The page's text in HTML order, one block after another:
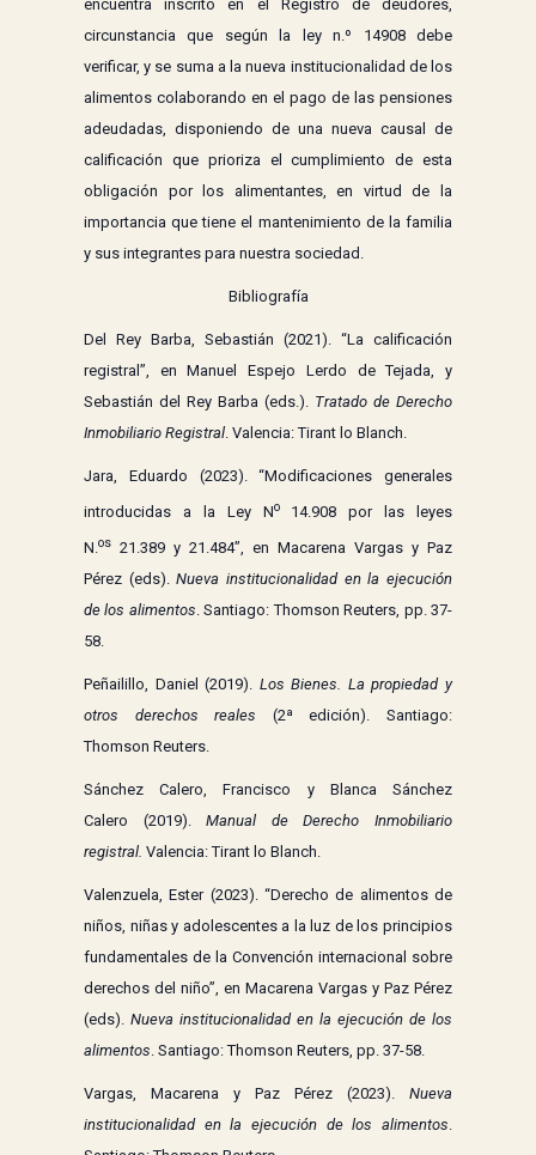
encuentra inscrito en el Registro de deudores,
circunstancia que según la ley n.º 14908 debe
verificar, y se suma a la nueva institucionalidad de los
alimentos colaborando en el pago de las pensiones
adeudadas, disponiendo de una nueva causal de
calificación que prioriza el cumplimiento de esta
obligación por los alimentantes, en virtud de la
importancia que tiene el mantenimiento de la familia
y sus integrantes para nuestra sociedad.
Bibliografía
Del Rey Barba, Sebastián (2021). “La calificación
registral”, en Manuel Espejo Lerdo de Tejada, y
Sebastián del Rey Barba (eds.). Tratado de Derecho
Inmobiliario Registral . Valencia: Tirant lo Blanch.
Jara, Eduardo (2023). “Modificaciones generales
introducidas a la Ley No14.908 por las leyes
N.os 21.389 y 21.484”, en Macarena Vargas y Paz
Pérez (eds).Nueva institucionalidad en la ejecución
de los alimentos. Santiago: Thomson Reuters, pp. 37-
58.
Peñailillo, Daniel (2019). Los Bienes. La propiedad y
otros derechos reales (2ª edición). Santiago:
Thomson Reuters.
Sánchez Calero, Francisco y Blanca Sánchez
Calero (2019).Manual de Derecho Inmobiliario
registral. Valencia: Tirant lo Blanch.
Valenzuela, Ester (2023). “Derecho de alimentos de
niños, niñas y adolescentes a la luz de los principios
fundamentales de la Convención internacional sobre
derechos del niño”, en Macarena Vargas y Paz Pérez
(eds). Nueva institucionalidad en la ejecución de los
alimentos. Santiago: Thomson Reuters, pp. 37-58.
Vargas, Macarena y Paz Pérez (2023). Nueva
institucionalidad en la ejecución de los alimentos.